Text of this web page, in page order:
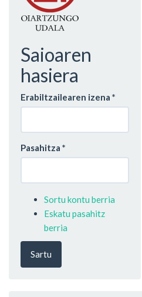
Saioaren
hasiera
Erabiltzailearen izena *
Pasahitza *
Sortu kontu berria
Eskatu pasahitz
berria
Sartu